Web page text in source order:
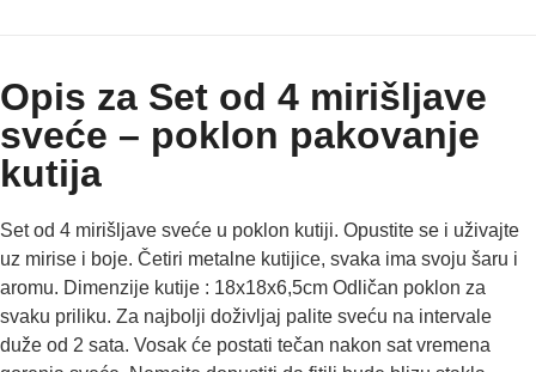
Opis za Set od 4 mirišljave
sveće – poklon pakovanje
kutija
Set od 4 mirišljave sveće u poklon kutiji. Opustite se i uživajte
uz mirise i boje. Četiri metalne kutijice, svaka ima svoju šaru i
aromu. Dimenzije kutije : 18x18x6,5cm Odličan poklon za
svaku priliku. Za najbolji doživljaj palite sveću na intervale
duže od 2 sata. Vosak će postati tečan nakon sat vremena